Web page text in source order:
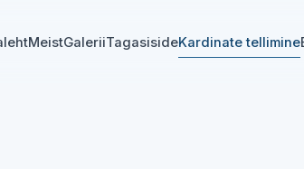
MeistGaleriiTagasisideKardinate tellimine